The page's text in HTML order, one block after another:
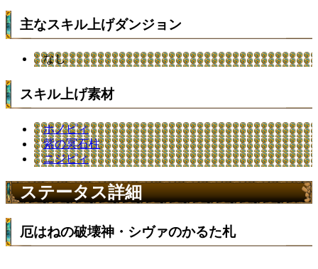
主なスキル上げダンジョン
なし
スキル上げ素材
ホノピィ
紫の冥石柱
ニジピィ
ステータス詳細
厄はねの破壊神・シヴァのかるた札